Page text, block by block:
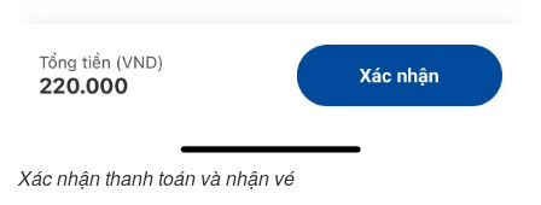
Xác nhận thanh toán và nhận vé